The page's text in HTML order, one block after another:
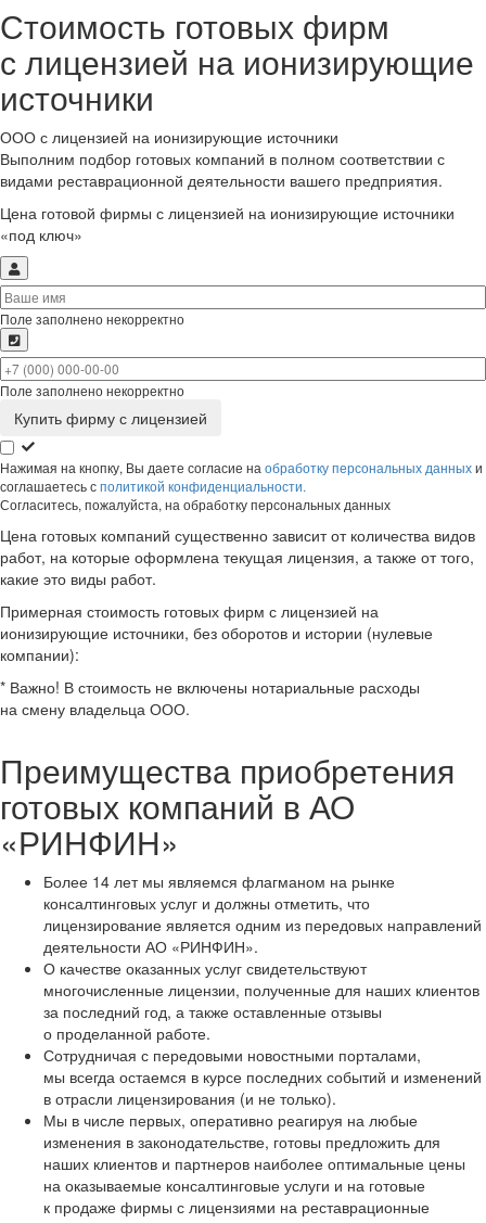
Стоимость готовых фирм
с лицензией на ионизирующие
источники
ООО с лицензией на ионизирующие источники
Выполним подбор готовых компаний в полном соответствии с
видами реставрационной деятельности вашего предприятия.
Цена готовой фирмы с лицензией на ионизирующие источники
«под ключ»
Поле заполнено некорректно
Поле заполнено некорректно
Нажимая на кнопку, Вы даете согласие на обработку персональных данныхи
соглашаетесь сполитикой конфиденциальности.
Согласитесь, пожалуйста, на обработку персональных данных
Цена готовых компаний существенно зависит от количества видов
работ, на которые оформлена текущая лицензия, а также от того,
какие это виды работ.
Примерная стоимость готовых фирм с лицензией на
ионизирующие источники, без оборотов и истории (нулевые
компании):
* Важно! В стоимость не включены нотариальные расходы
на смену владельца ООО.
Преимущества приобретения
готовых компаний в АО
«РИНФИН»
Более 14 лет мы являемся флагманом на рынке
консалтинговых услуг и должны отметить, что
лицензирование является одним из передовых направлений
деятельности АО «РИНФИН».
О качестве оказанных услуг свидетельствуют
многочисленные лицензии, полученные для наших клиентов
за последний год, а также оставленные отзывы
о проделанной работе.
Сотрудничая с передовыми новостными порталами,
мы всегда остаемся в курсе последних событий и изменений
в отрасли лицензирования (и не только).
Мы в числе первых, оперативно реагируя на любые
изменения в законодательстве, готовы предложить для
наших клиентов и партнеров наиболее оптимальные цены
на оказываемые консалтинговые услуги и на готовые
к продаже фирмы с лицензиями на реставрационные